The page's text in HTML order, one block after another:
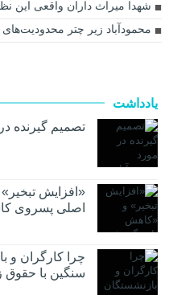
شهدا میراث داران واقعی این
محمودآباد زیر چتر
یادداشت
تصمیم گیرنده
«افزایش
اصلی پسروی
چرا کارگران و
سنگین با حقوق زیر ۱۰۰